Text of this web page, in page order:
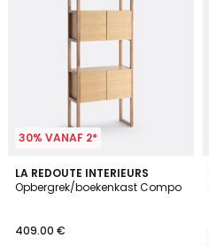
30% VANAF 2*
LA REDOUTE INTERIEURS
Opbergrek/boekenkast Compo
409.00 €
4.5
/ 5